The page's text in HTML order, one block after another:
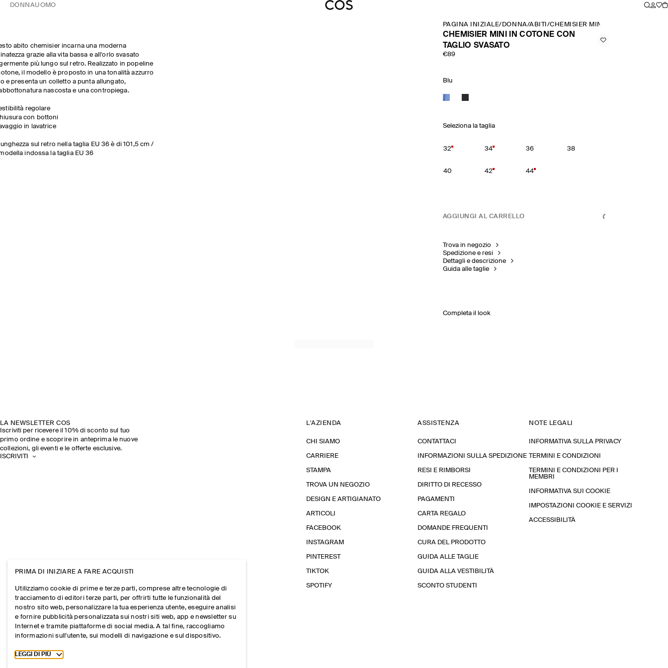
DONNAUOMO
abito chemisier incarna una moderna
grazie allavita bassa e all'orlo svasato
più lungo sul retro. Realizzato in popeline
il modello è proposto in una tonalità azzurro
e presenta un colletto a punta allungato,
nascosta e una contropiega.
regolare
con bottoni
in lavatrice
sul retro nella taglia EU 36 è di 101,5 cm /
indossa la taglia EU 36
PAGINA INIZIALE/ DONNA/ABITI /CHEMISIER MINI IN COTONE CON
CHEMISIER MINI IN COTONE CON
TAGLIO SVASATO
€89
Blu
Seleziona la taglia
32 34 36 38
40 42 44
AGGIUNGI AL CARRELLO
Trova in negozio
Spedizione e resi
Dettagli e descrizione
Guida alle taglie
Completa il look
LA NEWSLETTER COS
Iscriviti per ricevere il 10% di sconto sul tuo
primo ordine e scoprire in anteprima le nuove
collezioni, gli eventi e le offerte esclusive.
ISCRIVITI
L'AZIENDA
CHI SIAMO
CARRIERE
STAMPA
TROVA UN NEGOZIO
DESIGN E ARTIGIANATO
ARTICOLI
FACEBOOK
INSTAGRAM
PINTEREST
TIKTOK
SPOTIFY
ASSISTENZA
CONTATTACI
INFORMAZIONI SULLA SPEDIZIONE
RESI E RIMBORSI
DIRITTO DI RECESSO
PAGAMENTI
CARTA REGALO
DOMANDE FREQUENTI
CURA DEL PRODOTTO
GUIDA ALLE TAGLIE
GUIDA ALLA VESTIBILITÀ
SCONTO STUDENTI
NOTE LEGALI
INFORMATIVA SULLA PRIVACY
TERMINI E CONDIZIONI
TERMINI E CONDIZIONI PER I
MEMBRI
INFORMATIVA SUI COOKIE
IMPOSTAZIONI COOKIE E SERVIZI
ACCESSIBILITÀ
PRIMA DI INIZIARE A FARE ACQUISTI
Utilizziamo cookie di prime e terze parti, comprese altre tecnologie di
tracciamento di editori terze parti, per offrirti tutte le funzionalità del
nostro sito web, personalizzare la tua esperienza utente, eseguire analisi
e fornire pubblicità personalizzata sui nostri siti web, app e newsletter su
Internet e tramite piattaforme di social media. A tal fine, raccogliamo
informazioni sull'utente, sui modelli di navigazione e sul dispositivo.
Toggle more cookie information
LEGGI DI PIÙ